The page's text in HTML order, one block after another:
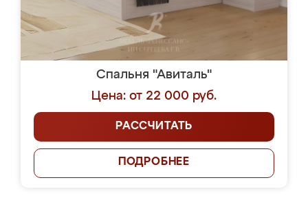
Спальня "Авиталь"
Цена: от 22 000 руб.
РАССЧИТАТЬ
ПОДРОБНЕЕ